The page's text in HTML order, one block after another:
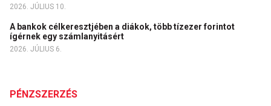
2026. JÚLIUS 10.
A bankok célkeresztjében a diákok, több tízezer forintot
ígérnek egy számlanyitásért
2026. JÚLIUS 6.
PÉNZSZERZÉS